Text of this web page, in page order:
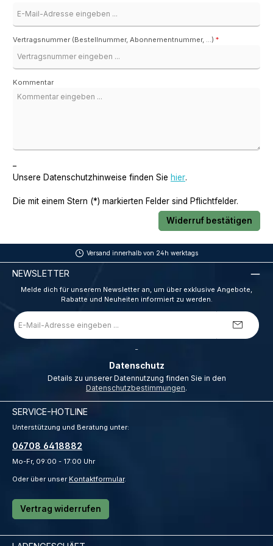
Vertragsnummer (Bestellnummer, Abonnementnummer, ...) *
Kommentar
Unsere Datenschutzhinweise finden Sie hier.
Die mit einem Stern (*) markierten Felder sind Pflichtfelder.
Widerruf bestätigen
Versand innerhalb von 24h werktags
NEWSLETTER
Melde dich für unserem Newsletter an, um über exklusive Angebote,
Rabatte und Neuheiten informiert zu werden.
E-
Mail-
Adresse
Datenschutz
Datenschutzbestimmungen.
SERVICE-HOTLINE
Unterstützung und Beratung unter:
06708 6418882
Mo-Fr, 09:00 - 17:00 Uhr
Oder über unser Kontaktformular.
Vertrag widerrufen